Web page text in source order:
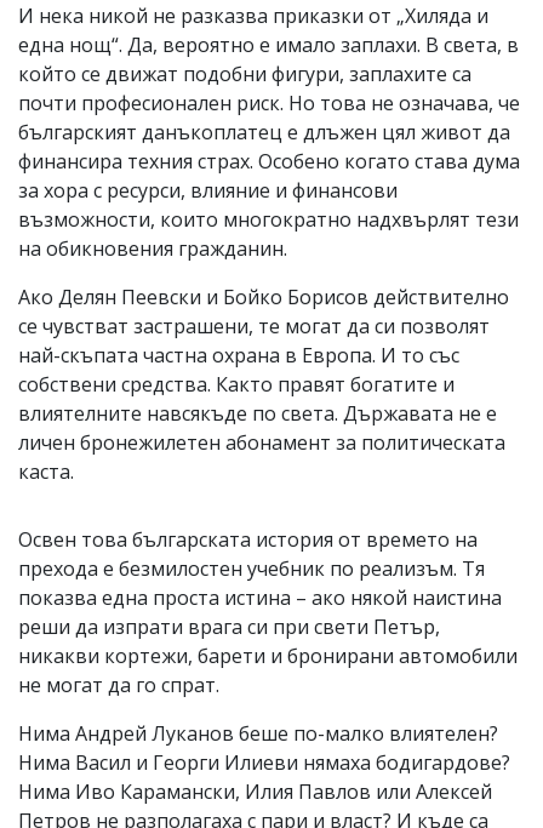
И нека никой не разказва приказки от „Хиляда и
една нощ“. Да, вероятно е имало заплахи. В света, в
който се движат подобни фигури, заплахите са
почти професионален риск. Но това не означава, че
българският данъкоплатец е длъжен цял живот да
финансира техния страх. Особено когато става дума
за хора с ресурси, влияние и финансови
възможности, които многократно надхвърлят тези
на обикновения гражданин.
Ако Делян Пеевски и Бойко Борисов действително
се чувстват застрашени, те могат да си позволят
най-скъпата частна охрана в Европа. И то със
собствени средства. Както правят богатите и
влиятелните навсякъде по света. Държавата не е
личен бронежилетен абонамент за политическата
каста.
Освен това българската история от времето на
прехода е безмилостен учебник по реализъм. Тя
показва една проста истина – ако някой наистина
реши да изпрати врага си при свети Петър,
никакви кортежи, барети и бронирани автомобили
не могат да го спрат.
Нима Андрей Луканов беше по-малко влиятелен?
Нима Васил и Георги Илиеви нямаха бодигардове?
Нима Иво Карамански, Илия Павлов или Алексей
Петров не разполагаха с пари и власт? И къде са